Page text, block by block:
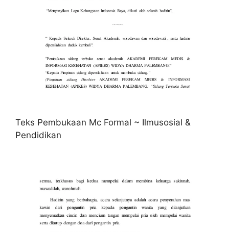
Teks Pembukaan Mc Formal ~ Ilmusosial &
Pendidikan